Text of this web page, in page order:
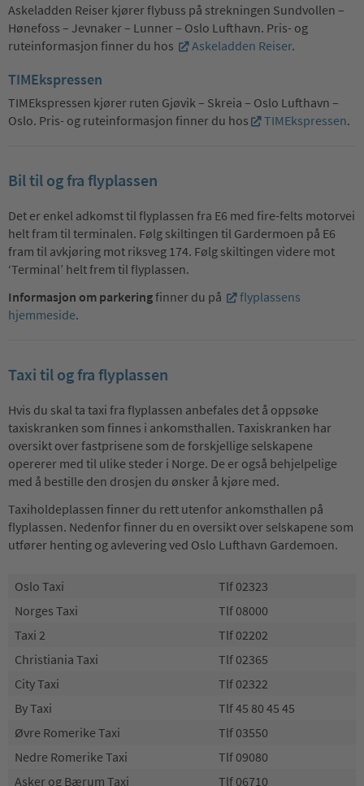
Askeladden Reiser kjører flybuss på strekningen Sundvollen –
Hønefoss – Jevnaker – Lunner – Oslo Lufthavn. Pris- og
ruteinformasjon finner du hos
Askeladden Reiser.
TIMEkspressen
TIMEkspressen kjører ruten Gjøvik – Skreia – Oslo Lufthavn –
Oslo. Pris- og ruteinformasjon finner du hos
TIMEkspressen.
Bil til og fra flyplassen
Det er enkel adkomst til flyplassen fra E6 med fire-felts motorvei
helt fram til terminalen. Følg skiltingen til Gardermoen på E6
fram til avkjøring mot riksveg 174. Følg skiltingen videre mot
‘Terminal’ helt frem til flyplassen.
Informasjon om parkeringfinner du på
flyplassens
hjemmeside.
Taxi til og fra flyplassen
Hvis du skal ta taxi fra flyplassen anbefales det å oppsøke
taxiskranken som finnes i ankomsthallen. Taxiskranken har
oversikt over fastprisene som de forskjellige selskapene
opererer med til ulike steder i Norge. De er også behjelpelige
med å bestille den drosjen du ønsker å kjøre med.
Taxiholdeplassen finner du rett utenfor ankomsthallen på
flyplassen. Nedenfor finner du en oversikt over selskapene som
utfører henting og avlevering ved Oslo Lufthavn Gardemoen.
Oslo Taxi
Tlf 02323
Norges Taxi
Tlf 08000
Taxi 2
Tlf 02202
Christiania Taxi
Tlf 02365
City Taxi
Tlf 02322
By Taxi
Tlf 45 80 45 45
Øvre Romerike Taxi
Tlf 03550
Nedre Romerike Taxi
Tlf 09080
Asker og Bærum Taxi
Tlf 06710